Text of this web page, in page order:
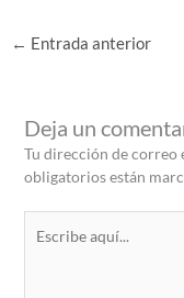
← Entrada anterior
Deja un
Tu dirección de correo
obligatorios están
aquí...